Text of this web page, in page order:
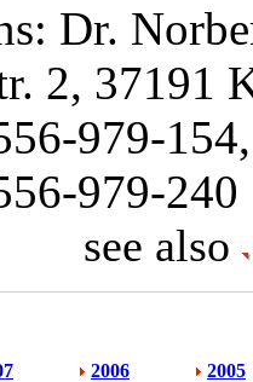
Dr.
2, 37191
979-
979-240
see also
2006
2005